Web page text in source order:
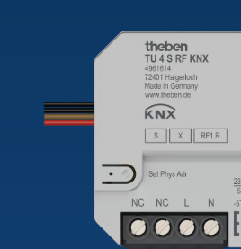
Smart Home
Détecteurs de présence
Spots LED
Solutions OEM
Experts OEM
Références
Contrôle du temps et de
Commande d'éclairage
Médiathèque